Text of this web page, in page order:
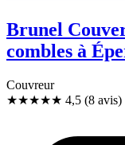
Brunel
combles à
Couvreur
★★★★★ 4,5 (8 avis)